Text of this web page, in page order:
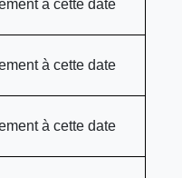
à cette date
à cette date
à cette date